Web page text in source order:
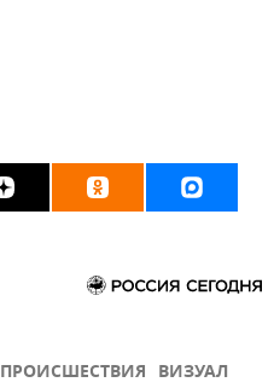
ПРОИСШЕСТВИЯ ВИЗУАЛ